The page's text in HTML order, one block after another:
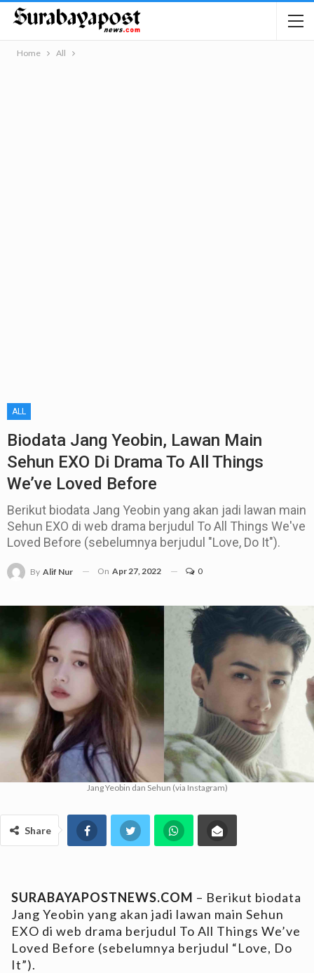
Home All
ALL
Biodata Jang Yeobin, Lawan Main
Sehun EXO Di Drama To All Things
We’ve Loved Before
Berikut biodata Jang Yeobin yang akan jadi lawan main
Sehun EXO di web drama berjudul To All Things We've
Loved Before (sebelumnya berjudul "Love, Do It").
By Alif Nur On Apr 27, 2022 0
Jang Yeobin dan Sehun (via Instagram)
Share
SURABAYAPOSTNEWS.COM – Berikut biodata
Jang Yeobin yang akan jadi lawan main Sehun
EXO di web drama berjudul To All Things We’ve
Loved Before (sebelumnya berjudul “Love, Do
It”).